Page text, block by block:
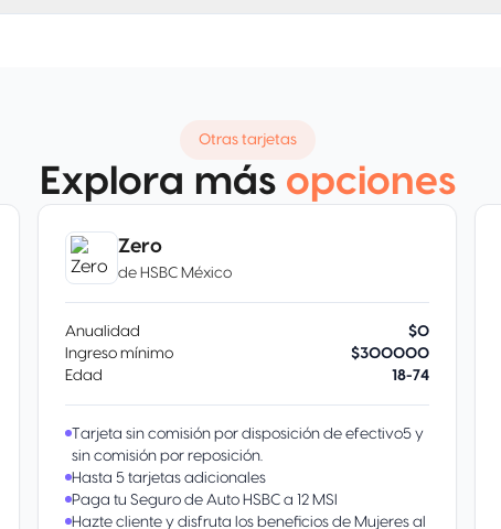
Otras tarjetas
Explora más opciones
Zero
de HSBC México
Anualidad
$0
Ingreso mínimo
$300000
Edad
18-74
Tarjeta sin comisión por disposición de efectivo5 y
sin comisión por reposición.
Hasta 5 tarjetas adicionales
Paga tu Seguro de Auto HSBC a 12 MSI
Hazte cliente y disfruta los beneficios de Mujeres al